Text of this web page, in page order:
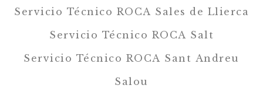
Servicio Técnico ROCA Sales de Llierca
Servicio Técnico ROCA Salt
Servicio Técnico ROCA Sant Andreu
Salou